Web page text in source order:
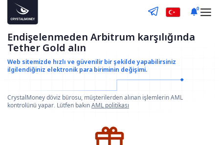
0
Endişelenmeden Arbitrum karşılığında
Tether Gold alın
Web sitemizde hızlı ve güvenilir bir şekilde yapabilirsiniz
ilgilendiğiniz elektronik para biriminin değişimi.
CrystalMoney döviz bürosu, müşterilerden alınan işlemlerin AML
kontrolünü yapar. Lütfen bakınAML politikası